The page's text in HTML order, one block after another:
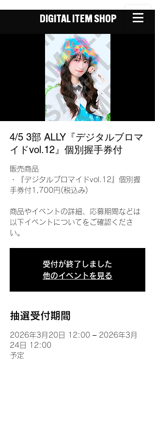
DIGITAL ITEM SHOP
4/5 3部 ALLY『デジタルブロマ
イドvol.12』個別握手券付
販売商品
・『デジタルブロマイドvol.12』個別握
手券付1,700円(税込み)
商品やイベントの詳細、応募期間などは
以下イベントについてをご確認くださ
い。
受付が終了しました
他のイベントを見る
抽選受付期間
2026年3月20日 12:00 – 2026年3月
24日 12:00
予定